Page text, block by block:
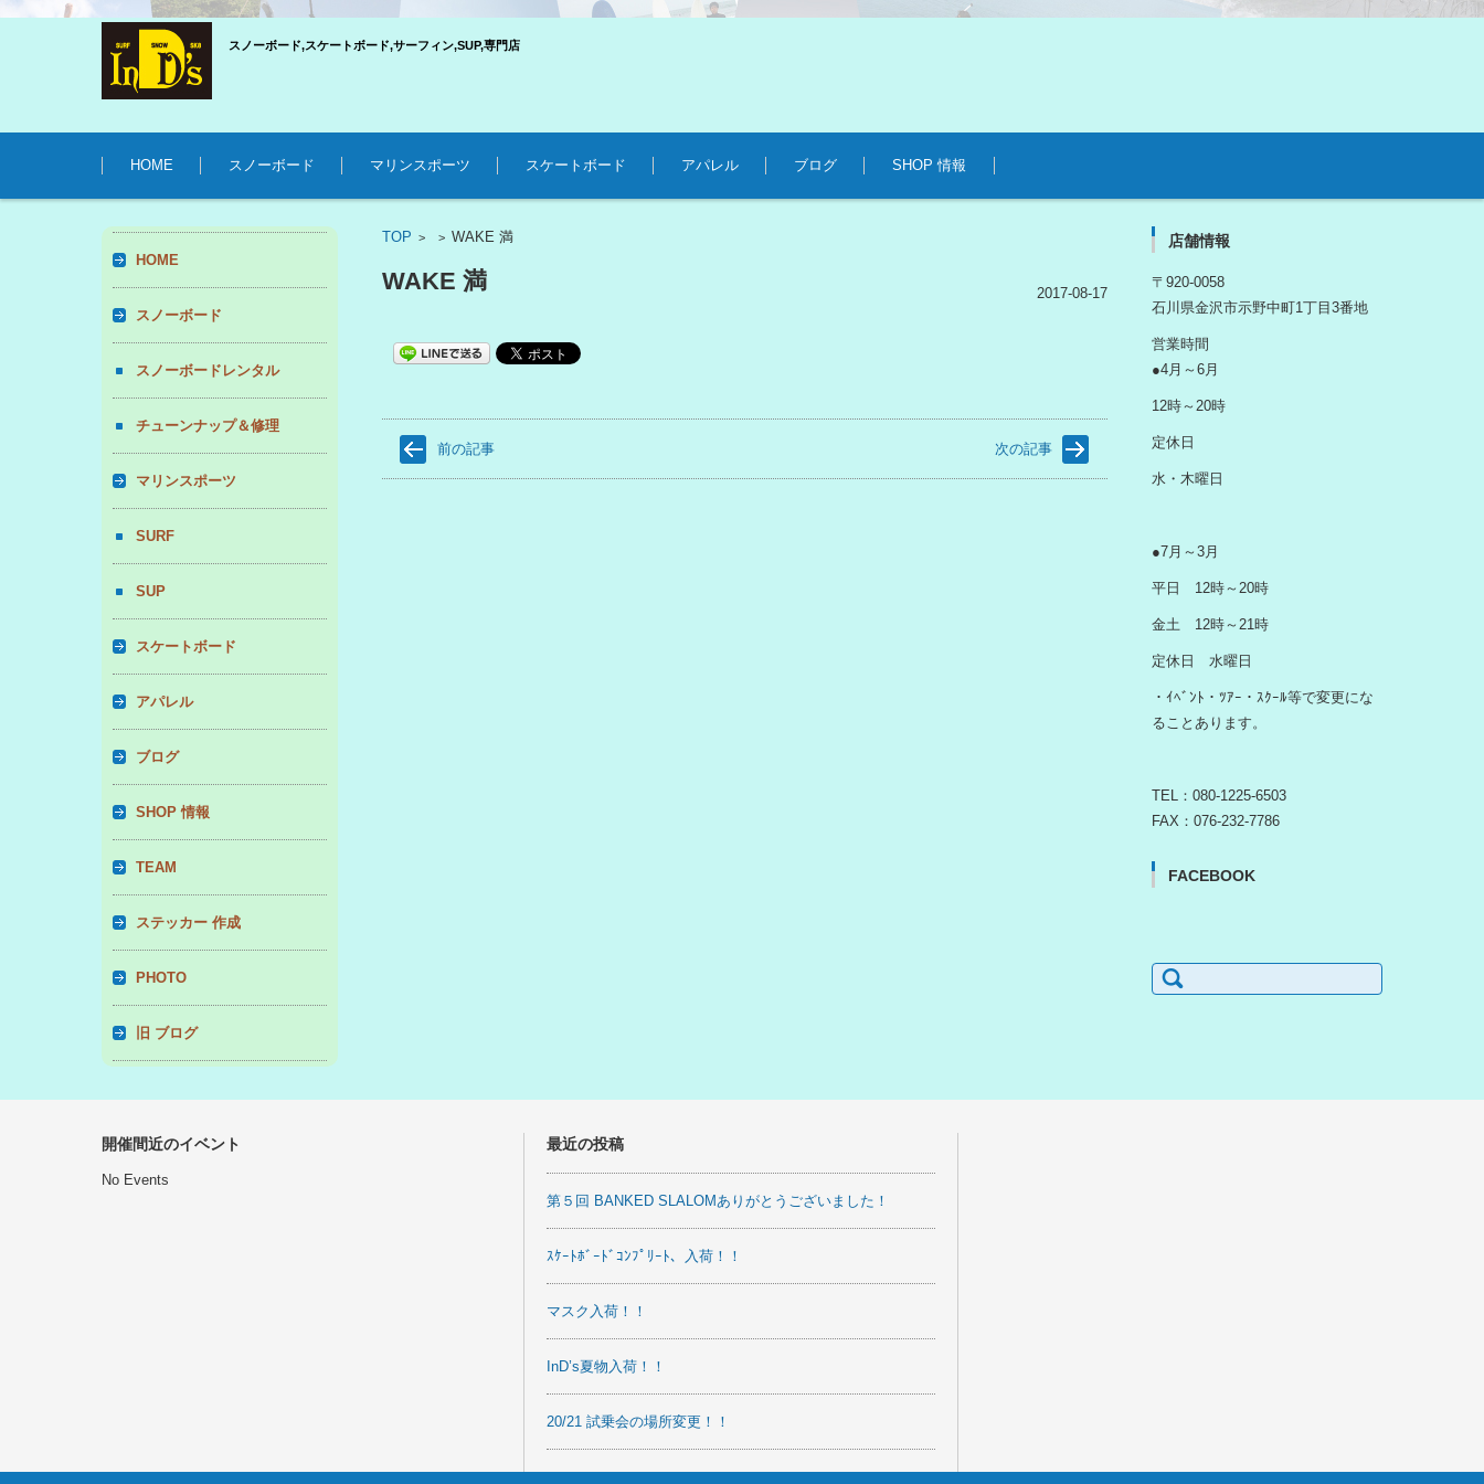
スノーボード,スケートボード,サーフィン,SUP,専門店
コンテンツに移動
HOME
スノーボード マリンスポーツ スケートボード アパレル ブログ SHOP 情報
TOP > >WAKE 満
WAKE 満 2017-08-17
前の記事 次の記事
HOME
スノーボード
スノーボードレンタル
チューンナップ＆修理
マリンスポーツ
SURF
SUP
スケートボード
アパレル
ブログ
SHOP 情報
TEAM
ステッカー 作成
PHOTO
旧 ブログ
店舗情報
〒920-0058
石川県金沢市示野中町1丁目3番地
営業時間
●4月～6月
12時～20時
定休日
水・木曜日
●7月～3月
平日 12時～20時
金土 12時～21時
定休日 水曜日
・ｲﾍﾞﾝﾄ・ﾂｱｰ・ｽｸｰﾙ等で変更にな
ることあります。
TEL：080-1225-6503
FAX：076-232-7786
FACEBOOK
検
索:
開催間近のイベント
No Events
最近の投稿
第５回 BANKED SLALOMありがとうございました！
ｽｹｰﾄﾎﾞｰﾄﾞｺﾝﾌﾟﾘｰﾄ、入荷！！
マスク入荷！！
InD’s夏物入荷！！
20/21 試乗会の場所変更！！